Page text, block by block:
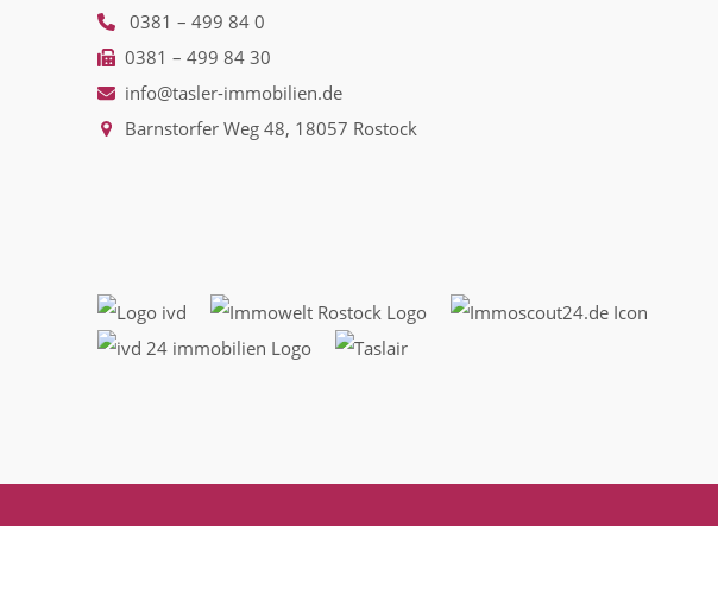
0381 – 499 84 0
0381 – 499 84 30
info@tasler-immobilien.de
Barnstorfer Weg 48, 18057 Rostock